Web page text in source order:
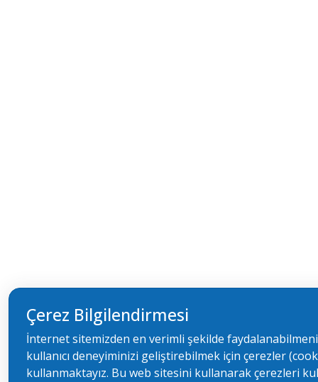
Çerez Bilgilendirmesi
İnternet sitemizden en verimli şekilde
kullanıcı deneyiminizi geliştirebilmek için çerezler
kullanmaktayız. Bu web sitesini kullanarak çerezleri